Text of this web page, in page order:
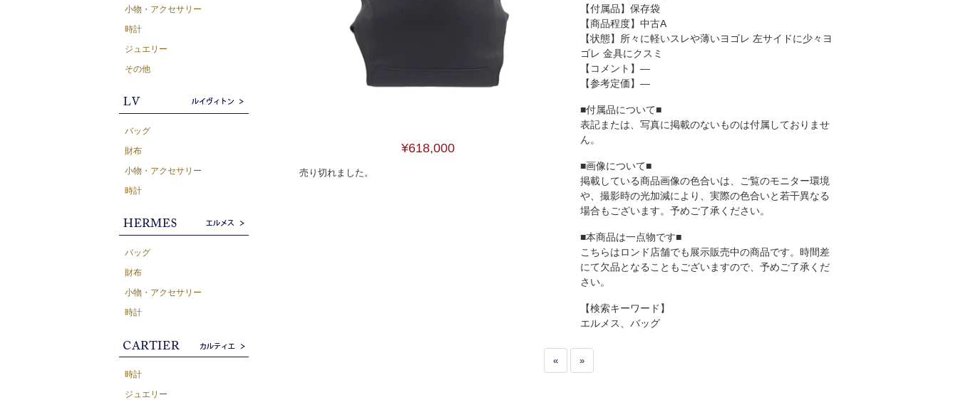
¥618,000
売り切れました。
【付属品】保存袋
【商品程度】中古A
【状態】所々に軽いスレや薄いヨゴレ 左サイドに少々ヨ
ゴレ 金具にクスミ
【コメント】―
【参考定価】―
■付属品について■
表記または、写真に掲載のないものは付属しておりませ
ん。
■画像について■
掲載している商品画像の色合いは、ご覧のモニター環境
や、撮影時の光加減により、実際の色合いと若干異なる
場合もございます。予めご了承ください。
■本商品は一点物です■
こちらはロンド店舗でも展示販売中の商品です。時間差
にて欠品となることもございますので、予めご了承くだ
さい。
【検索キーワード】
エルメス、バッグ
« »
小物・アクセサリー
時計
ジュエリー
その他
バッグ
財布
小物・アクセサリー
時計
バッグ
財布
小物・アクセサリー
時計
時計
ジュエリー